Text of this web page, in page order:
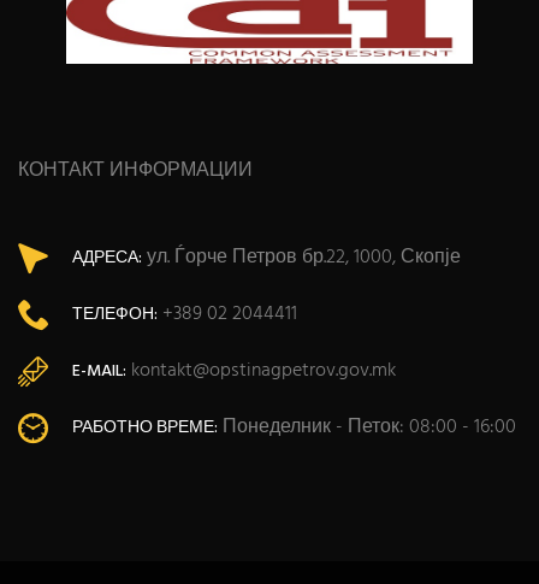
КОНТАКТ ИНФОРМАЦИИ
АДРЕСА: ул. Ѓорче Петров бр.22, 1000, Скопје
ТЕЛЕФОН: +389 02 2044411
E-MAIL: kontakt@opstinagpetrov.gov.mk
РАБОТНО ВРЕМЕ: Понеделник - Петок: 08:00 - 16:00